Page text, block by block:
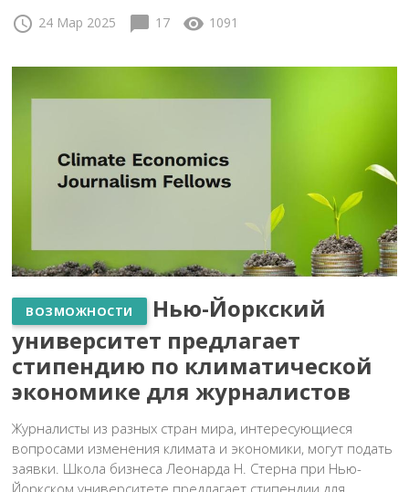
schedule 24 Мар 2025 chat_bubble 17 visibility 1091
ВОЗМОЖНОСТИ
Нью-Йоркский
университет предлагает
стипендию по климатической
экономике для журналистов
Журналисты из разных стран мира, интересующиеся
вопросами изменения климата и экономики, могут подать
заявки. Школа бизнеса Леонарда Н. Стерна при Нью-
Йоркском университете предлагает стипендии для